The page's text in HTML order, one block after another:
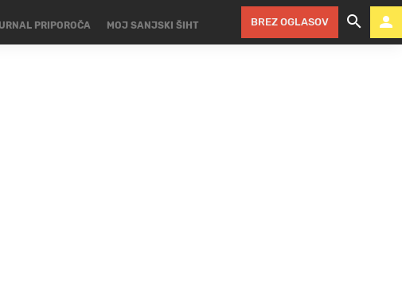
PRIPOROČA MOJ SANJSKI ŠIHT BREZ OGLASOV